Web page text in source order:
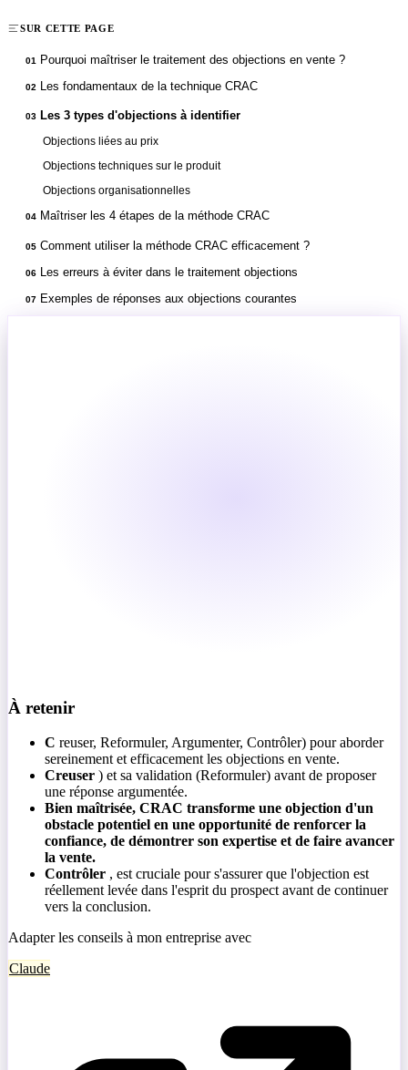
SUR CETTE PAGE
01 Pourquoi maîtriser le traitement des objections en vente ?
02 Les fondamentaux de la technique CRAC
03 Les 3 types d'objections à identifier
Objections liées au prix
Objections techniques sur le produit
Objections organisationnelles
04 Maîtriser les 4 étapes de la méthode CRAC
05 Comment utiliser la méthode CRAC efficacement ?
06 Les erreurs à éviter dans le traitement objections
07 Exemples de réponses aux objections courantes
À retenir
C reuser, Reformuler, Argumenter, Contrôler) pour aborder
sereinement et efficacement les objections en vente.
Creuser ) et sa validation (Reformuler) avant de proposer
une réponse argumentée.
Bien maîtrisée, CRAC transforme une objection d'un
obstacle potentiel en une opportunité de renforcer la
confiance, de démontrer son expertise et de faire avancer
la vente.
Contrôler , est cruciale pour s'assurer que l'objection est
réellement levée dans l'esprit du prospect avant de continuer
vers la conclusion.
Adapter les conseils à mon entreprise avec
Claude